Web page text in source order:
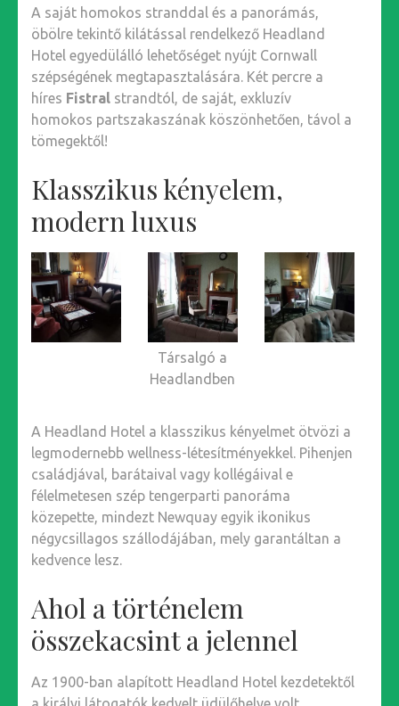
A saját homokos stranddal és a panorámás,
öbölre tekintő kilátással rendelkező Headland
Hotel egyedülálló lehetőséget nyújt Cornwall
szépségének megtapasztalására. Két percre a
híres Fistral strandtól, de saját, exkluzív
homokos partszakaszának köszönhetően, távol a
tömegektől!
Klasszikus kényelem,
modern luxus
Társalgó a
Headlandben
A Headland Hotel a klasszikus kényelmet ötvözi a
legmodernebb wellness-létesítményekkel. Pihenjen
családjával, barátaival vagy kollégáival e
félelmetesen szép tengerparti panoráma
közepette, mindezt Newquay egyik ikonikus
négycsillagos szállodájában, mely garantáltan a
kedvence lesz.
Ahol a történelem
összekacsint a jelennel
Az 1900-ban alapított Headland Hotel kezdetektől